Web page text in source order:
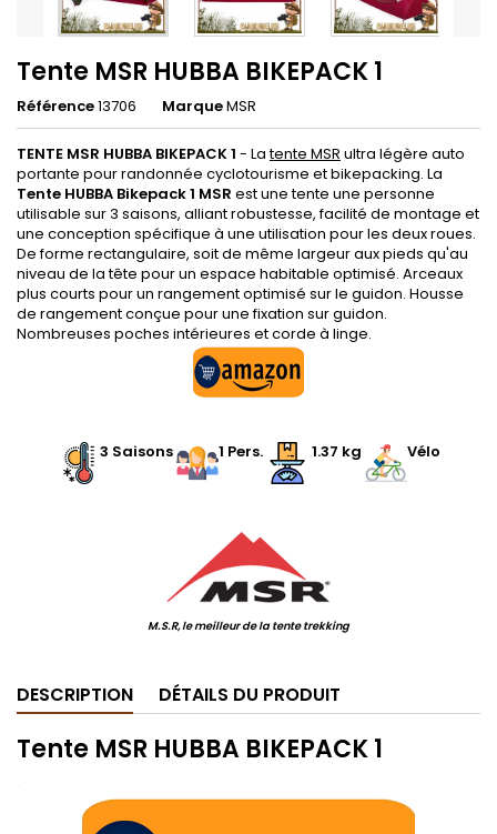
Tente MSR HUBBA BIKEPACK 1
Référence13706 MarqueMSR
TENTE MSR HUBBA BIKEPACK 1 - Latente MSR ultra légère auto
portante pour randonnée cyclotourisme et bikepacking. La
Tente HUBBA Bikepack 1 MSR est une tente une personne
utilisable sur 3 saisons, alliant robustesse, facilité de montage et
une conception spécifique à une utilisation pour les deux roues.
De forme rectangulaire, soit de même largeur aux pieds qu'au
niveau de la tête pour un espace habitable optimisé. Arceaux
plus courts pour un rangement optimisé sur le guidon. Housse
de rangement conçue pour une fixation sur guidon.
Nombreuses poches intérieures et corde à linge.
3 Saisons 1 Pers. 1.37 kg Vélo
M.S.R, le meilleur de la tente trekking
DESCRIPTION DÉTAILS DU PRODUIT
Tente MSR HUBBA BIKEPACK 1
.